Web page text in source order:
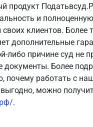
продукт
и
клиентов. Более
дополнительные
либо причине суд не
документы. Более
почему работать с
можно
.